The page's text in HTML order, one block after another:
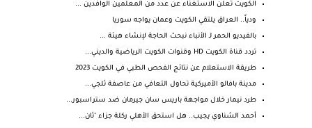
الكويت تعلن الاستغناء عن عدد من المعلمين الوافدين ...
ودياً.. العراق يلتقي الكويت وعمان يواجه سوريا
بالفيديو الحمر لـ الأنباء نبحث الحاجة لإنشاء هيئة ...
تردد قناة الكويت HD وقنوات الكويت الرياضية والديني...
طريقة الاستعلام عن نتائج الفحص الطبي في الكويت 2023
مدينة بافالو الأميركية تحاول التعافي من عاصفة ثلجي...
طرد نيمار خلال مواجهة باريس سان جيرمان ضد ستراسبور...
أحمد الشناوي يجيب.. هل استحق الأهلي ركلة جزاء "ثان...